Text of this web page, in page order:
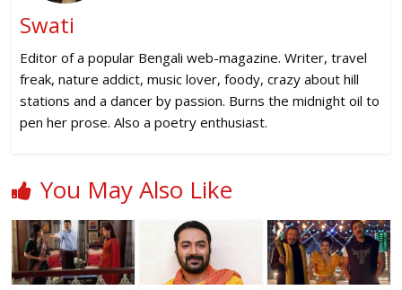
Swati
Editor of a popular Bengali web-magazine. Writer, travel
freak, nature addict, music lover, foody, crazy about hill
stations and a dancer by passion. Burns the midnight oil to
pen her prose. Also a poetry enthusiast.
You May Also Like